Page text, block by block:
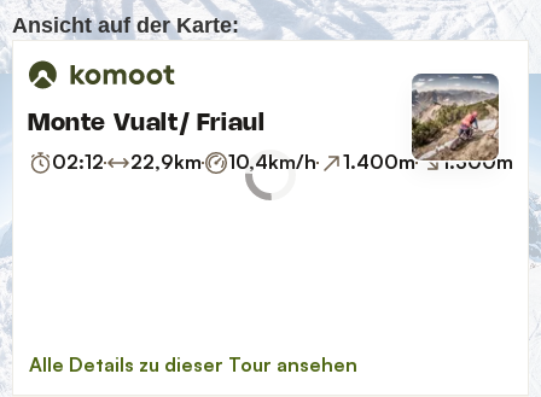
Ansicht auf der Karte: